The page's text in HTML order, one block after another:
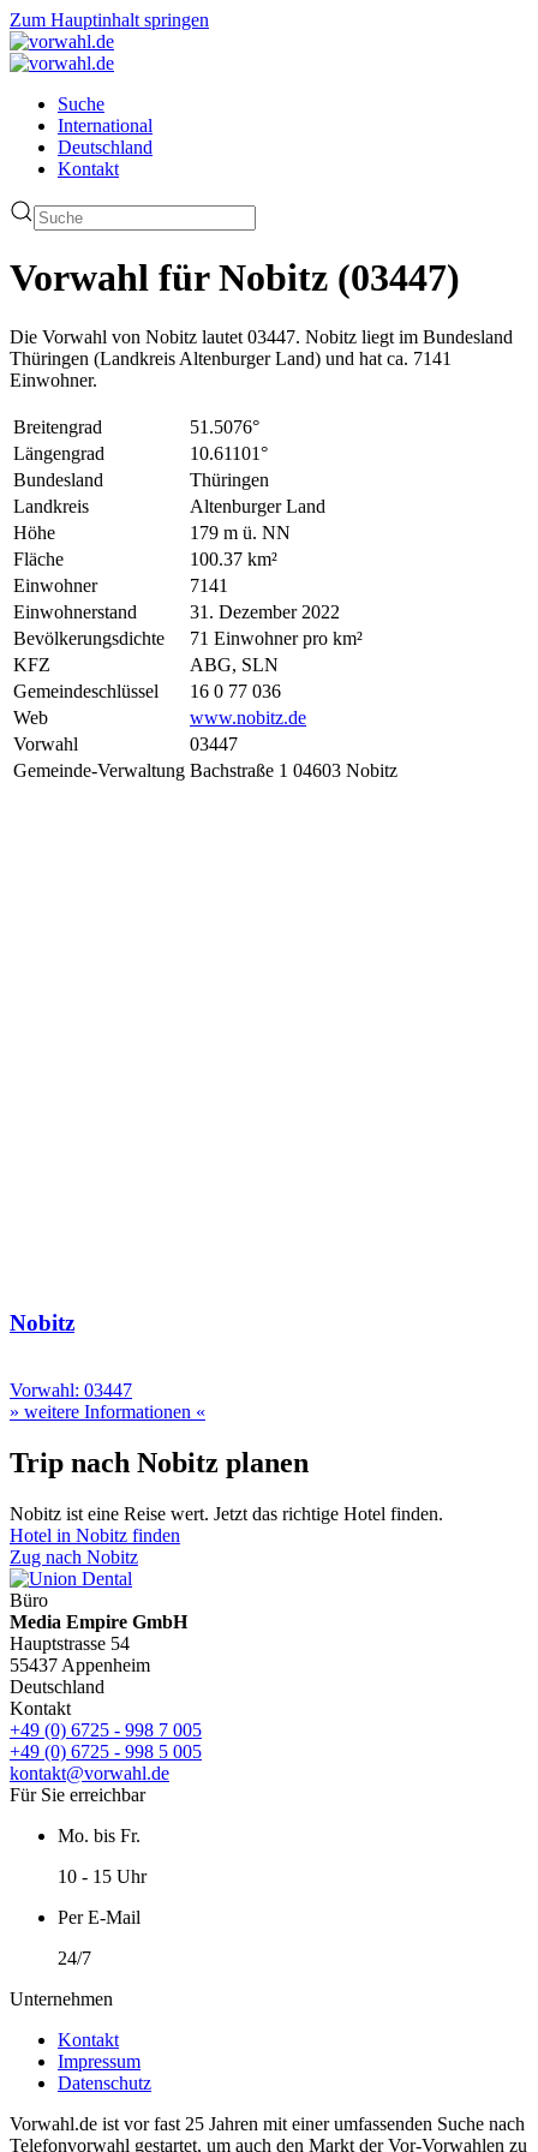
Zum Hauptinhalt springen
Suche
International
Deutschland
Kontakt
Vorwahl für Nobitz (03447)
Die Vorwahl von Nobitz lautet 03447. Nobitz liegt im Bundesland
Thüringen (Landkreis Altenburger Land) und hat ca. 7141
Einwohner.
Breitengrad
51.5076°
Längengrad
10.61101°
Bundesland
Thüringen
Landkreis
Altenburger Land
Höhe
179 m ü. NN
Fläche
100.37 km²
Einwohner
7141
Einwohnerstand
31. Dezember 2022
Bevölkerungsdichte
71 Einwohner pro km²
KFZ
ABG, SLN
Gemeindeschlüssel
16 0 77 036
Web
www.nobitz.de
Vorwahl
03447
Gemeinde-Verwaltung Bachstraße 1 04603 Nobitz
Nobitz
Vorwahl: 03447
» weitere Informationen «
Trip nach Nobitz planen
Nobitz ist eine Reise wert. Jetzt das richtige Hotel finden.
Hotel in Nobitz finden
Zug nach Nobitz
Büro
Media Empire GmbH
Hauptstrasse 54
55437 Appenheim
Deutschland
Kontakt
+49 (0) 6725 - 998 7 005
+49 (0) 6725 - 998 5 005
kontakt@vorwahl.de
Für Sie erreichbar
Mo. bis Fr.
10 - 15 Uhr
Per E-Mail
24/7
Unternehmen
Kontakt
Impressum
Datenschutz
Vorwahl.de ist vor fast 25 Jahren mit einer umfassenden Suche nach
Telefonvorwahl gestartet, um auch den Markt der Vor-Vorwahlen zu